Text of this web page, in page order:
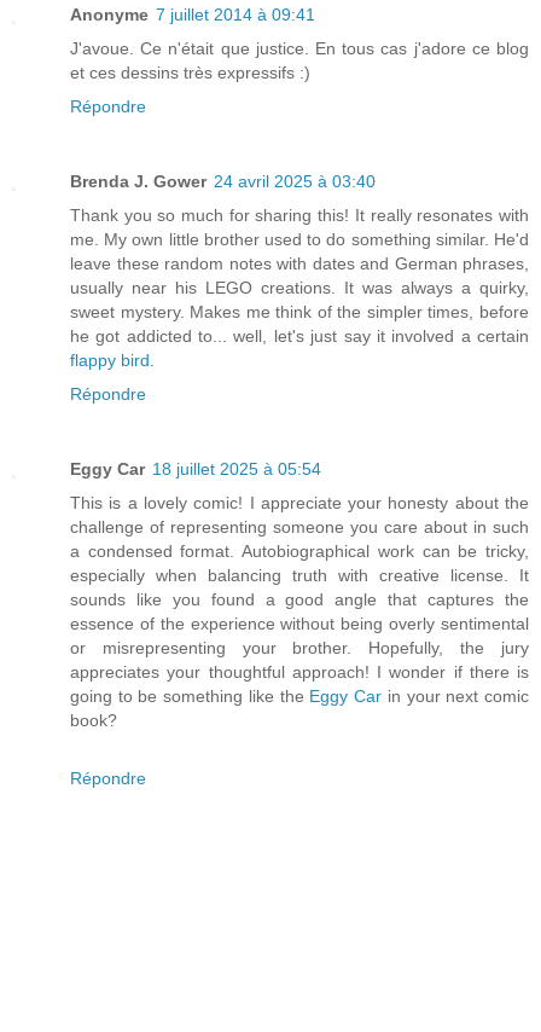
Anonyme 7 juillet 2014 à 09:41
J'avoue. Ce n'était que justice. En tous cas j'adore ce blog
et ces dessins très expressifs :)
Répondre
Brenda J. Gower 24 avril 2025 à 03:40
Thank you so much for sharing this! It really resonates with
me. My own little brother used to do something similar. He'd
leave these random notes with dates and German phrases,
usually near his LEGO creations. It was always a quirky,
sweet mystery. Makes me think of the simpler times, before
he got addicted to... well, let's just say it involved a certain
flappy bird.
Répondre
Eggy Car 18 juillet 2025 à 05:54
This is a lovely comic! I appreciate your honesty about the
challenge of representing someone you care about in such
a condensed format. Autobiographical work can be tricky,
especially when balancing truth with creative license. It
sounds like you found a good angle that captures the
essence of the experience without being overly sentimental
or misrepresenting your brother. Hopefully, the jury
appreciates your thoughtful approach! I wonder if there is
going to be something like the Eggy Car in your next comic
book?
Répondre